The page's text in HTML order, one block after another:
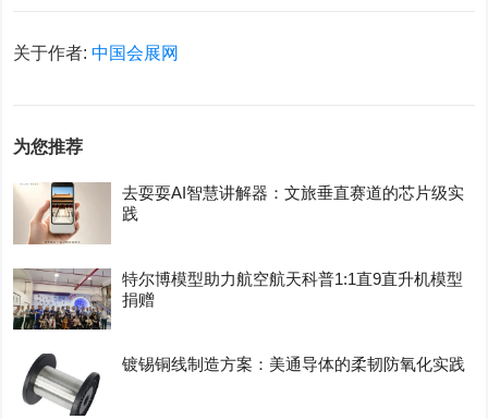
关于作者:中国会展网
为您推荐
去耍耍AI智慧讲解器：文旅垂直赛道的芯片级实
践
特尔博模型助力航空航天科普1:1直9直升机模型
捐赠
镀锡铜线制造方案：美通导体的柔韧防氧化实践